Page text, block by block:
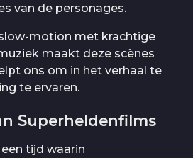
van de personages.
motion met krachtige
maakt deze scènes
ons om in het verhaal te
te ervaren.
Superheldenfilms
tijd waarin